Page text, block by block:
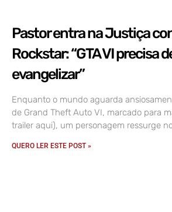
Pastor entra na Justiça
Rockstar: “GTA VI precisa
evangelizar”
Enquanto o mundo aguarda
de Grand Theft Auto VI, marcado para
trailer aqui), um personagem ressurge
QUERO LER ESTE POST »